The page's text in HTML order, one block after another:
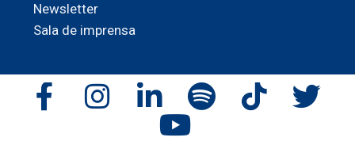
Newsletter
Sala de imprensa